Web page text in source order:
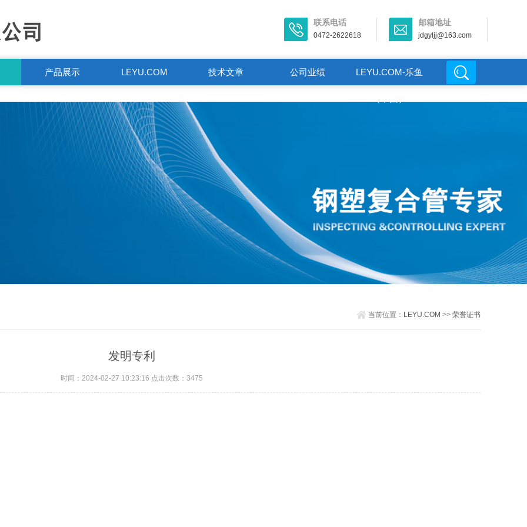
联系电话
0472-2622618
邮箱地址
jdgyljj@163.com
产品展示 LEYU.COM 技术文章 公司业绩 LEYU.COM-乐鱼
当前位置： LEYU.COM >> 荣誉证书
发明专利
时间：2024-02-27 10:23:16 点击次数：3475